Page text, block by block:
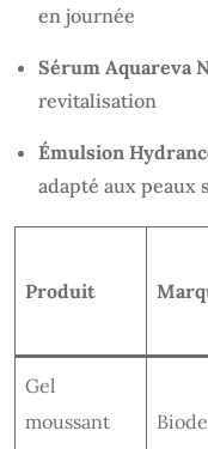
en journée
Sérum Aquareva
revitalisation
Émulsion
adapté aux peaux
Produit
Gel
moussant